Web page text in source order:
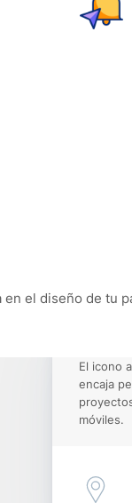
el diseño de tu
El icono
encaja
móviles.